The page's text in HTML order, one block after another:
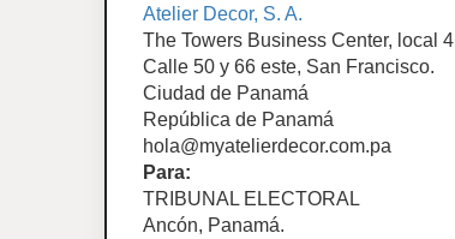
Atelier Decor, S. A.
The Towers Business Center, local 4
Calle 50 y 66 este, San Francisco.
Ciudad de Panamá
República de Panamá
hola@myatelierdecor.com.pa
Para:
TRIBUNAL ELECTORAL
Ancón, Panamá.